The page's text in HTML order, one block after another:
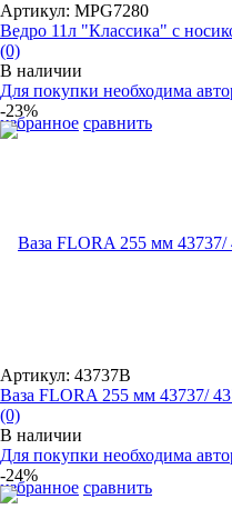
избранное сравнить
Артикул: MPG7280
Ведро 11л "Классика" с
(0)
В наличии
Для покупки необходима
-23%
избранное сравнить
Артикул: 43737B
Ваза FLORA 255 мм 43737/
(0)
В наличии
Для покупки необходима
-24%